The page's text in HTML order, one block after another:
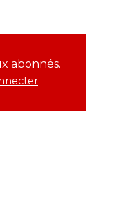
abonnés.